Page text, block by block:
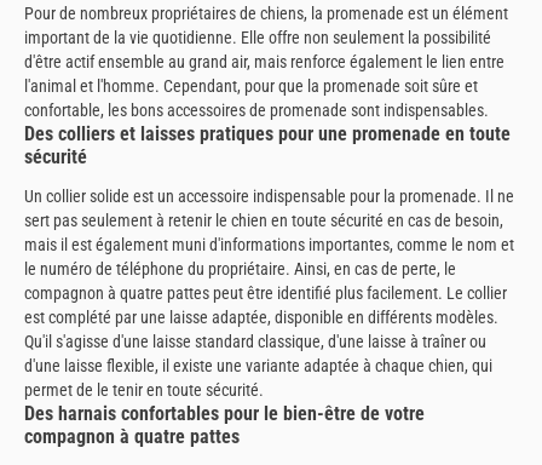
Pour de nombreux propriétaires de chiens, la promenade est un élément
important de la vie quotidienne. Elle offre non seulement la possibilité
d'être actif ensemble au grand air, mais renforce également le lien entre
l'animal et l'homme. Cependant, pour que la promenade soit sûre et
confortable, les bons accessoires de promenade sont indispensables.
Des colliers et laisses pratiques pour une promenade en toute
sécurité
Un collier solide est un accessoire indispensable pour la promenade. Il ne
sert pas seulement à retenir le chien en toute sécurité en cas de besoin,
mais il est également muni d'informations importantes, comme le nom et
le numéro de téléphone du propriétaire. Ainsi, en cas de perte, le
compagnon à quatre pattes peut être identifié plus facilement. Le collier
est complété par une laisse adaptée, disponible en différents modèles.
Qu'il s'agisse d'une laisse standard classique, d'une laisse à traîner ou
d'une laisse flexible, il existe une variante adaptée à chaque chien, qui
permet de le tenir en toute sécurité.
Des harnais confortables pour le bien-être de votre
compagnon à quatre pattes